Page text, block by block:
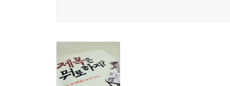
제목전쟁, 작가들은 말한다
마음에 드는 제목을 갖고 있는 작가라면 모름지